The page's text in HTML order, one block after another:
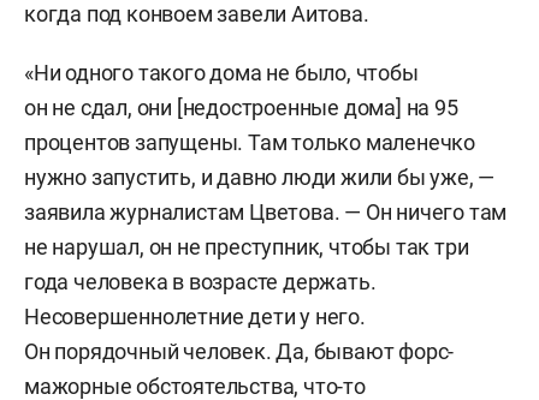
когда под конвоем завели Аитова.
«Ни одного такого дома не было, чтобы
он не сдал, они [недостроенные дома] на 95
процентов запущены. Там только маленечко
нужно запустить, и давно люди жили бы уже, —
заявила журналистам Цветова. — Он ничего там
не нарушал, он не преступник, чтобы так три
года человека в возрасте держать.
Несовершеннолетние дети у него.
Он порядочный человек. Да, бывают форс-
мажорные обстоятельства, что-то